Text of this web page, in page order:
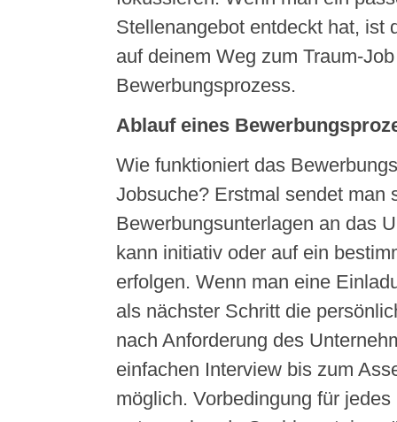
Stellenangebot entdeckt hat, ist
auf deinem Weg zum Traum-
Bewerbungsprozess.
Ablauf eines
Wie funktioniert das
Jobsuche? Erstmal sendet man
Bewerbungsunterlagen an das
kann initiativ oder auf ein
erfolgen. Wenn man eine
als nächster Schritt die
nach Anforderung des
einfachen Interview bis zum
möglich. Vorbedingung für